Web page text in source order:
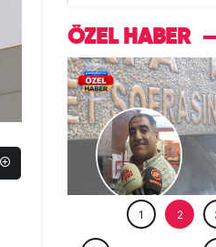
ÖZEL HABER
1 2